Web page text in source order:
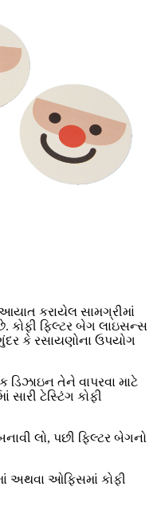
આયાત કરાયેલ સામગ્રીમાં
કોફી ફિલ્ટર બેગ લાઇસન્સ
કે રસાયણોના ઉપયોગ
તેને વાપરવા માટે
ટેસ્ટિંગ કોફી
લો, પછી ફિલ્ટર બેગનો
અથવા ઓફિસમાં કોફી